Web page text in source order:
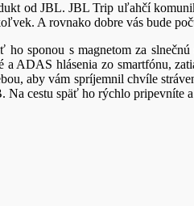
od JBL. JBL Trip uľahčí
A rovnako dobre vás bude
sponou s magnetom za
ADAS hlásenia zo smartfónu,
aby vám spríjemnil chvíle
cestu späť ho rýchlo pripevníte